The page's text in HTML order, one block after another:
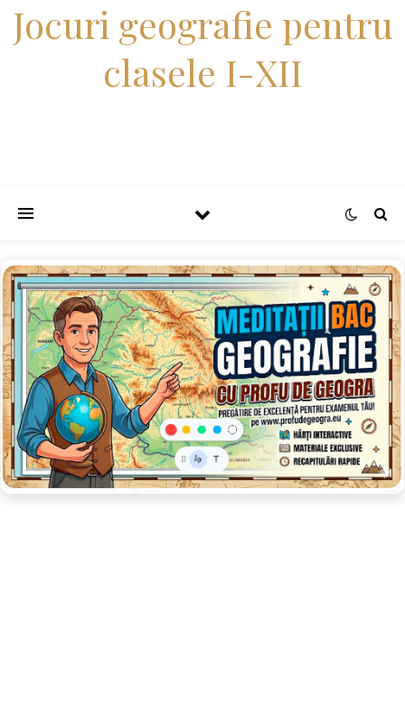
Jocuri geografie pentru
clasele I-XII